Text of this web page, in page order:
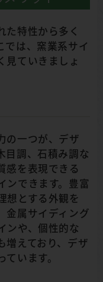
た特性から多く
では、窯業系サイ
見ていきましょ
の一つが、デザ
目調、石積み調な
感を表現できる
ンできます。豊富
想とする外観を
金属サイディング
ンや、個性的な
増えており、デザ
います。